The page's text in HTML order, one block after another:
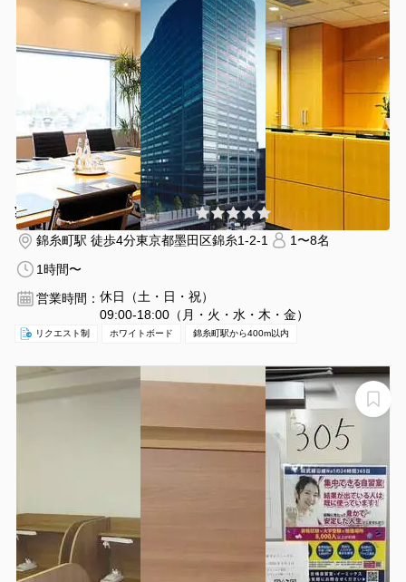
¥11990 〜 ¥11990 /時間
錦糸町駅 徒歩4分東京都墨田区錦糸1-2-1
1〜8名
1時間〜
営業時間： 休日（土・日・祝）
09:00-18:00（月・火・水・木・金）
リクエスト制 ホワイトボード 錦糸町駅から400m以内
【亀戸】【西大島駅】ＷＩＦＩ・電源完備。自宅やカフ
ェ、図書館で勉強に集中できない方おすすめ。仕事や自
習・試験勉強・受験勉強など24時間365日利用可能
レンタル自習室イーミックス亀戸店